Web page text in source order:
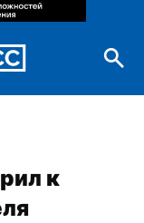
к